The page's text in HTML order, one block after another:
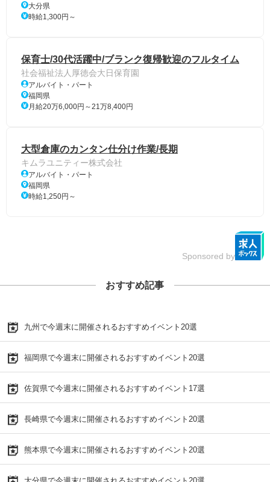
大分県
時給1,300円～
保育士/30代活躍中/ブランク復帰歓迎のフルタイム
社会福祉法人厚徳会大日保育園
アルバイト・パート
福岡県
月給20万6,000円～21万8,400円
大型倉庫のカンタン仕分け作業/長期
キムラユニティー株式会社
アルバイト・パート
福岡県
時給1,250円～
Sponsored by
おすすめ記事
九州で今週末に開催されるおすすめイベント20選
福岡県で今週末に開催されるおすすめイベント20選
佐賀県で今週末に開催されるおすすめイベント17選
長崎県で今週末に開催されるおすすめイベント20選
熊本県で今週末に開催されるおすすめイベント20選